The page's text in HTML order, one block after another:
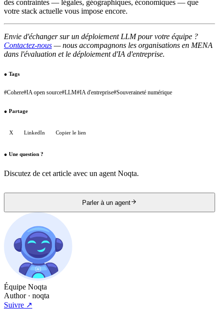
des contraintes — légales, géographiques, économiques — que
votre stack actuelle vous impose encore.
Envie d'échanger sur un déploiement LLM pour votre équipe ?
Contactez-nous — nous accompagnons les organisations en MENA
dans l'évaluation et le déploiement d'IA d'entreprise.
● Tags
#Cohere#IA open source#LLM#IA d'entreprise#Souveraineté numérique
● Partage
X LinkedIn Copier le lien
● Une question ?
Discutez de cet article avec un agent Noqta.
Parler à un agent
Équipe Noqta
Author· noqta
Suivre ↗